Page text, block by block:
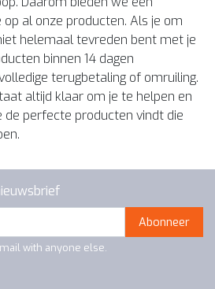
al onze producten. Als je om
helemaal tevreden bent met je
binnen 14 dagen
terugbetaling of omruiling.
altijd klaar om je te helpen en
de perfecte producten vindt die
Abonneer
with anyone else.